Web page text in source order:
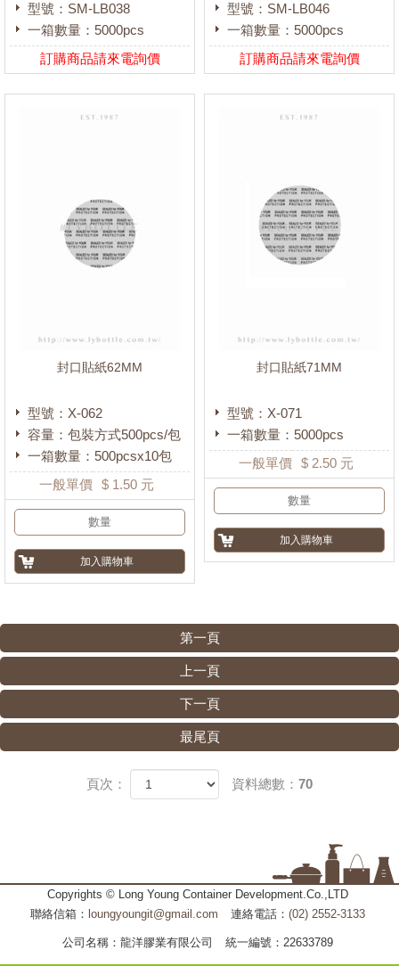
型號：SM-LB038
一箱數量：5000pcs
訂購商品請來電詢價
型號：SM-LB046
一箱數量：5000pcs
訂購商品請來電詢價
封口貼紙62MM
型號：X-062
容量：包裝方式500pcs/包
一箱數量：500pcsx10包
一般單價 $ 1.50 元
封口貼紙71MM
型號：X-071
一箱數量：5000pcs
一般單價 $ 2.50 元
第一頁
上一頁
下一頁
最尾頁
頁次： 資料總數：70
Copyrights © Long Young Container Development.Co.,LTD
聯絡信箱： loungyoungit@gmail.com 連絡電話： (02) 2552-3133
公司名稱：龍洋膠業有限公司 統一編號：22633789